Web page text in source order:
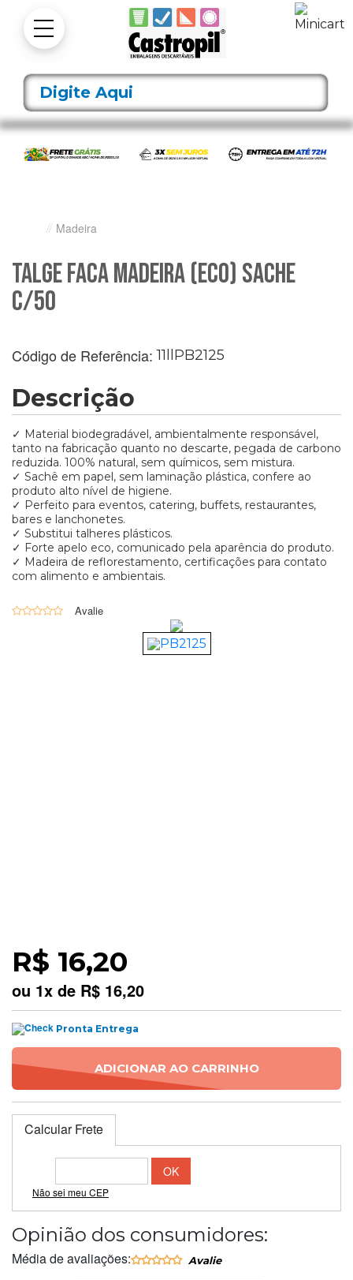
Madeira
Talge Faca Madeira (Eco) Sache
C/50
Código de Referência: 11llPB2125
Descrição
✓ Material biodegradável, ambientalmente responsável,
tanto na fabricação quanto no descarte, pegada de carbono
reduzida. 100% natural, sem químicos, sem mistura.
✓ Sachê em papel, sem laminação plástica, confere ao
produto alto nível de higiene.
✓ Perfeito para eventos, catering, buffets, restaurantes,
bares e lanchonetes.
✓ Substitui talheres plásticos.
✓ Forte apelo eco, comunicado pela aparência do produto.
✓ Madeira de reflorestamento, certificações para contato
com alimento e ambientais.
R$ 16,20
ou 1x de R$ 16,20
Pronta Entrega
ADICIONAR AO CARRINHO
Calcular Frete
Não sei meu CEP
Opinião dos consumidores:
Média de avaliações: